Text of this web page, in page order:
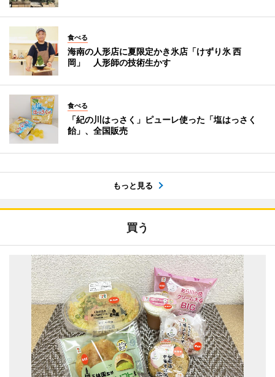
食べる
海南の人形店に夏限定かき氷店「けずり氷 西
岡」 人形師の技術生かす
食べる
「紀の川はっさく」ピューレ使った「塩はっさく
飴」、全国販売
もっと見る
買う